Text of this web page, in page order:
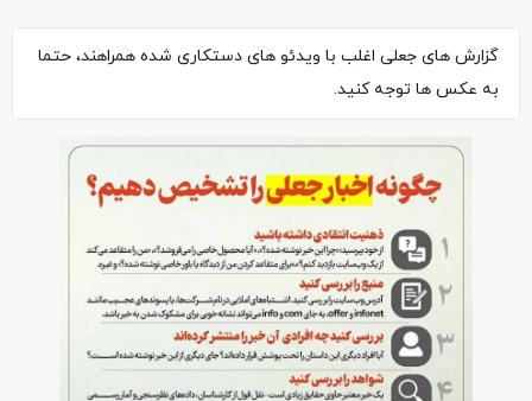
گزارش های جعلی اغلب با ویدئو های دستکاری شده همراهند، حتما
به عکس ها توجه کنید.